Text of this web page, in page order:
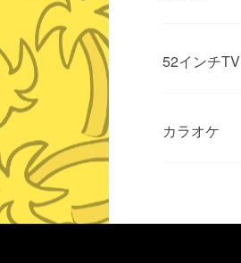
52インチTV
カラオケ